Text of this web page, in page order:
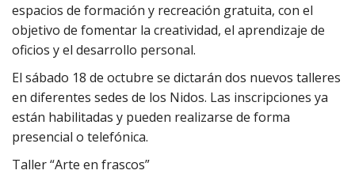
espacios de formación y recreación gratuita, con el
objetivo de fomentar la creatividad, el aprendizaje de
oficios y el desarrollo personal.
El sábado 18 de octubre se dictarán dos nuevos talleres
en diferentes sedes de los Nidos. Las inscripciones ya
están habilitadas y pueden realizarse de forma
presencial o telefónica.
Taller “Arte en frascos”